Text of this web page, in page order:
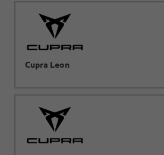
Cupra Leon